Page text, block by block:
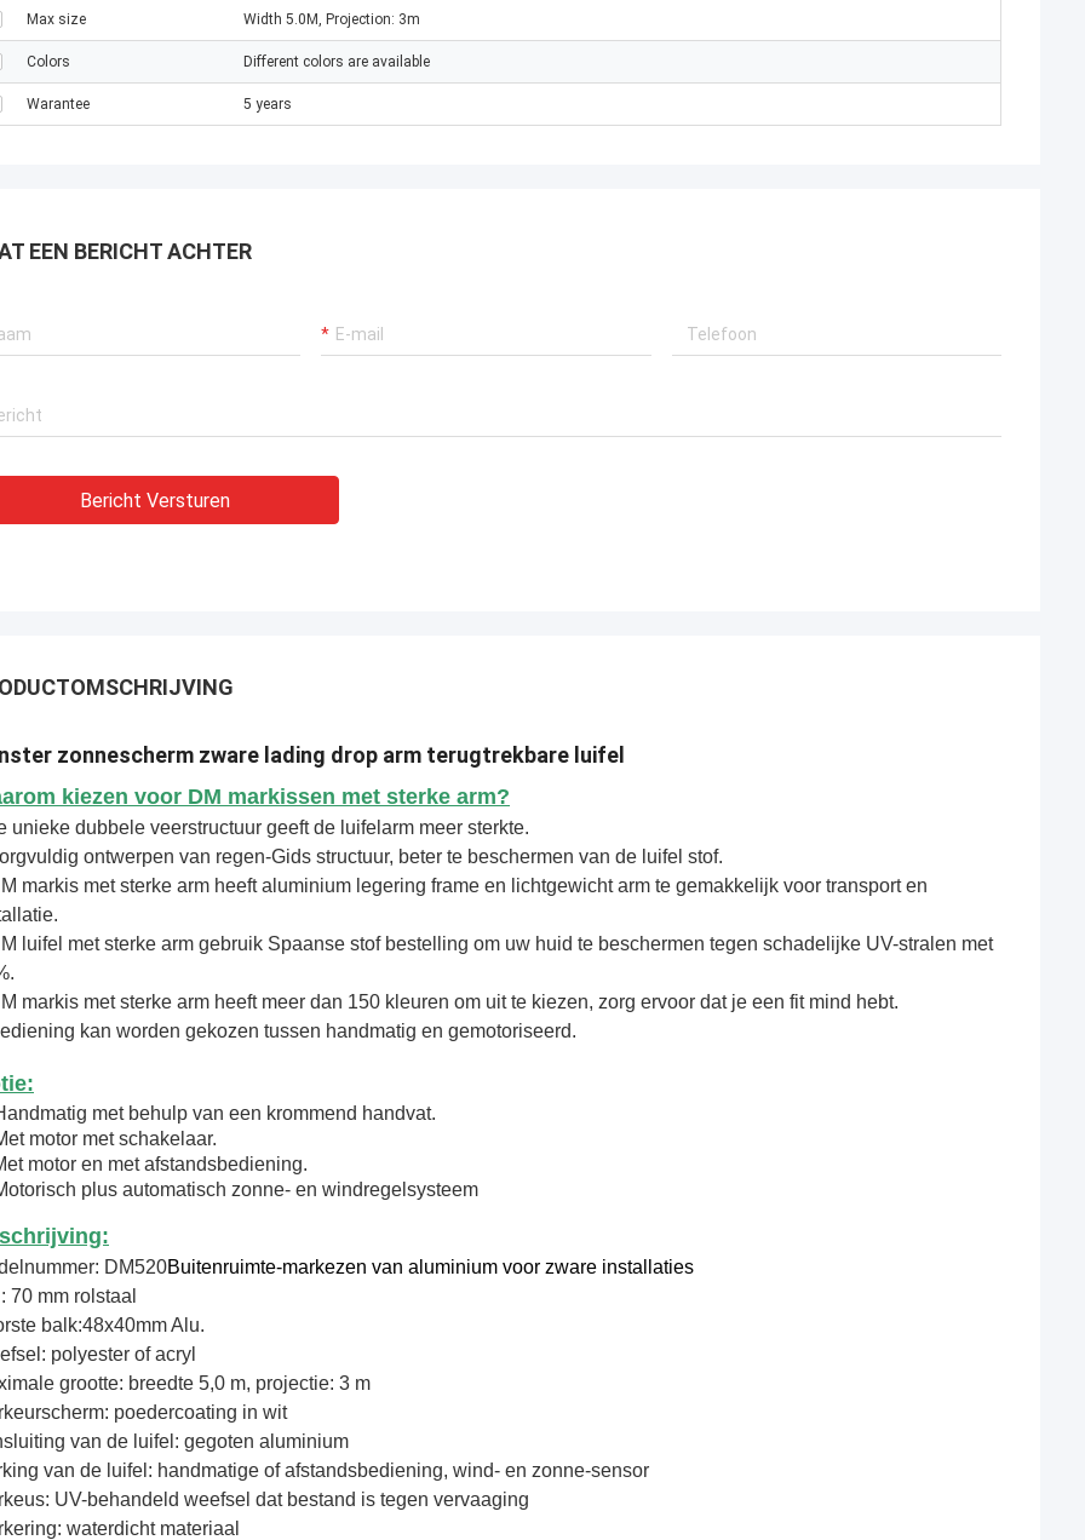
Max size Width 5.0M, Projection: 3m
Colors Different colors are available
Warantee 5 years
EEN BERICHT ACHTER
Bericht Versturen
zonnescherm zware lading drop arm terugtrekbare luifel
kiezen voor DM markissen met sterke arm?
unieke dubbele veerstructuur geeft de luifelarm meer sterkte.
ontwerpen van regen-Gids structuur, beter te beschermen van de luifel stof.
markis met sterke arm heeft aluminium legering frame en lichtgewicht arm te gemakkelijk voor transport en
luifel met sterke arm gebruik Spaanse stof bestelling om uw huid te beschermen tegen schadelijke UV-stralen met
markis met sterke arm heeft meer dan 150 kleuren om uit te kiezen, zorg ervoor dat je een fit mind hebt.
kan worden gekozen tussen handmatig en gemotoriseerd.
met behulp van een krommend handvat.
motor met schakelaar.
motor en met afstandsbediening.
plus automatisch zonne- en windregelsysteem
DM520Buitenruimte-markezen van aluminium voor zware installaties
70 mm rolstaal
balk:48x40mm Alu.
polyester of acryl
grootte: breedte 5,0 m, projectie: 3 m
poedercoating in wit
van de luifel: gegoten aluminium
van de luifel: handmatige of afstandsbediening, wind- en zonne-sensor
UV-behandeld weefsel dat bestand is tegen vervaaging
waterdicht materiaal